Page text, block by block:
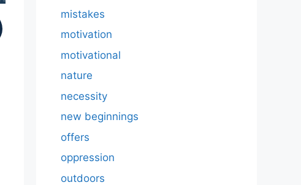
mistakes
motivation
motivational
nature
necessity
new beginnings
offers
oppression
outdoors